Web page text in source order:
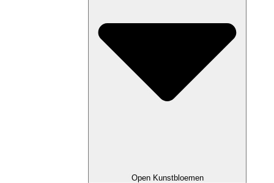
Open Kunstbloemen